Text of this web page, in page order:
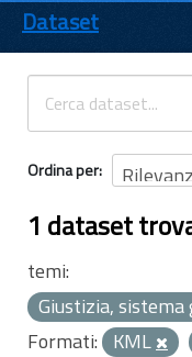
ENTI
TEMI
INFORMAZIONI
Dataset
Ordina per
1 dataset
temi:
Giustizia, sistema
Formati: KML